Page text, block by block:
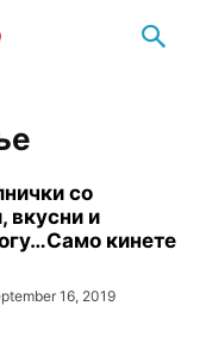
со
и
кинете
16, 2019